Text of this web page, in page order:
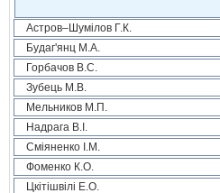
Астров–Шумілов Г.К.
Будаг'янц М.А.
Горбачов В.С.
Зубець М.В.
Мельников М.П.
Надрага В.І.
Сміяненко І.М.
Фоменко К.О.
Цкітішвілі Е.О.